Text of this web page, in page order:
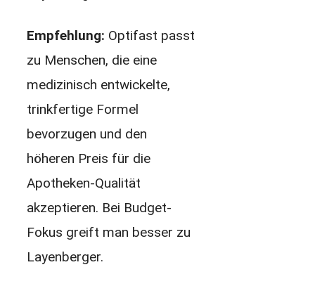
Empfehlung: Optifast passt
zu Menschen, die eine
medizinisch entwickelte,
trinkfertige Formel
bevorzugen und den
höheren Preis für die
Apotheken-Qualität
akzeptieren. Bei Budget-
Fokus greift man besser zu
Layenberger.